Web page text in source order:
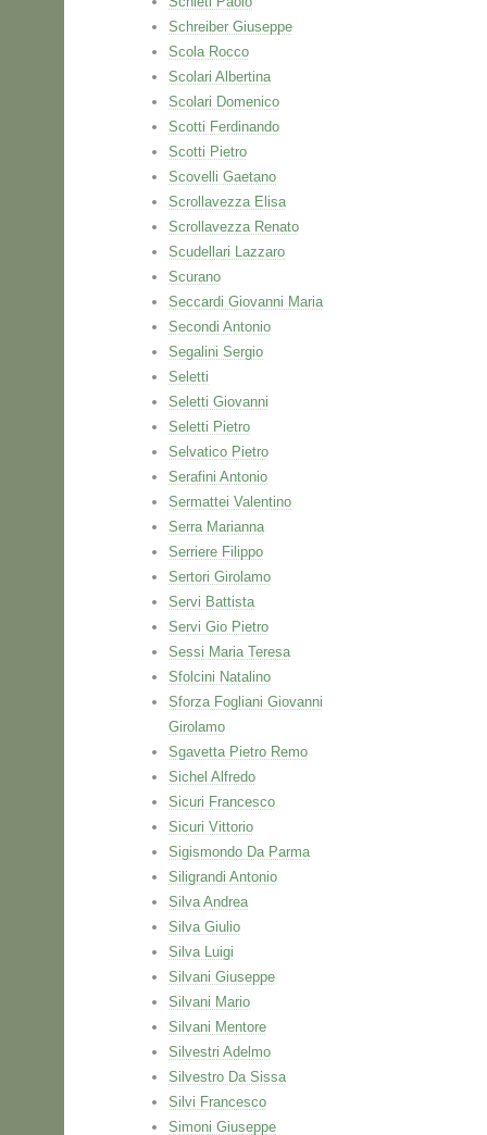
Schreiber Giuseppe
Scola Rocco
Scolari Albertina
Scolari Domenico
Scotti Ferdinando
Scotti Pietro
Scovelli Gaetano
Scrollavezza Elisa
Scrollavezza Renato
Scudellari Lazzaro
Scurano
Seccardi Giovanni Maria
Secondi Antonio
Segalini Sergio
Seletti
Seletti Giovanni
Seletti Pietro
Selvatico Pietro
Serafini Antonio
Sermattei Valentino
Serra Marianna
Serriere Filippo
Sertori Girolamo
Servi Battista
Servi Gio Pietro
Sessi Maria Teresa
Sfolcini Natalino
Sforza Fogliani Giovanni
Girolamo
Sgavetta Pietro Remo
Sichel Alfredo
Sicuri Francesco
Sicuri Vittorio
Sigismondo Da Parma
Siligrandi Antonio
Silva Andrea
Silva Giulio
Silva Luigi
Silvani Giuseppe
Silvani Mario
Silvani Mentore
Silvestri Adelmo
Silvestro Da Sissa
Silvi Francesco
Simoni Giuseppe